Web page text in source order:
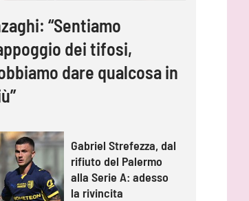
“Sentiamo
dei tifosi,
dare qualcosa in
Gabriel Strefezza, dal
rifiuto del Palermo
alla Serie A: adesso
la rivincita